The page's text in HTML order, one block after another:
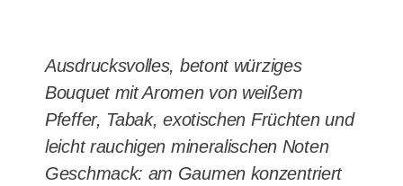
Ausdrucksvolles, betont würziges
Bouquet mit Aromen von weißem
Pfeffer, Tabak, exotischen Früchten und
leicht rauchigen mineralischen Noten
Geschmack: am Gaumen konzentriert